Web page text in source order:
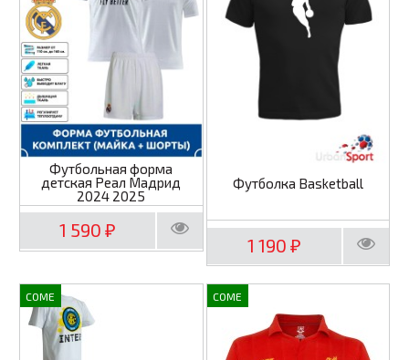
Футбольная форма
детская Реал Мадрид
2024 2025
1 590 ₽
Футболка Basketball
1 190 ₽
COME COME